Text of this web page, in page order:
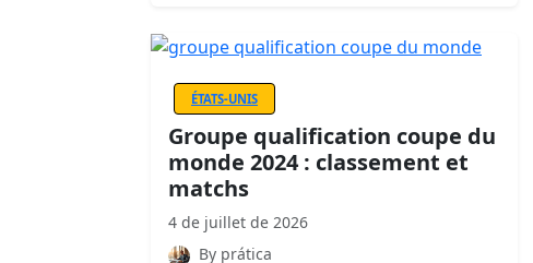
ÉTATS-UNIS
Groupe qualification coupe du
monde 2024 : classement et
matchs
4 de juillet de 2026
By prática